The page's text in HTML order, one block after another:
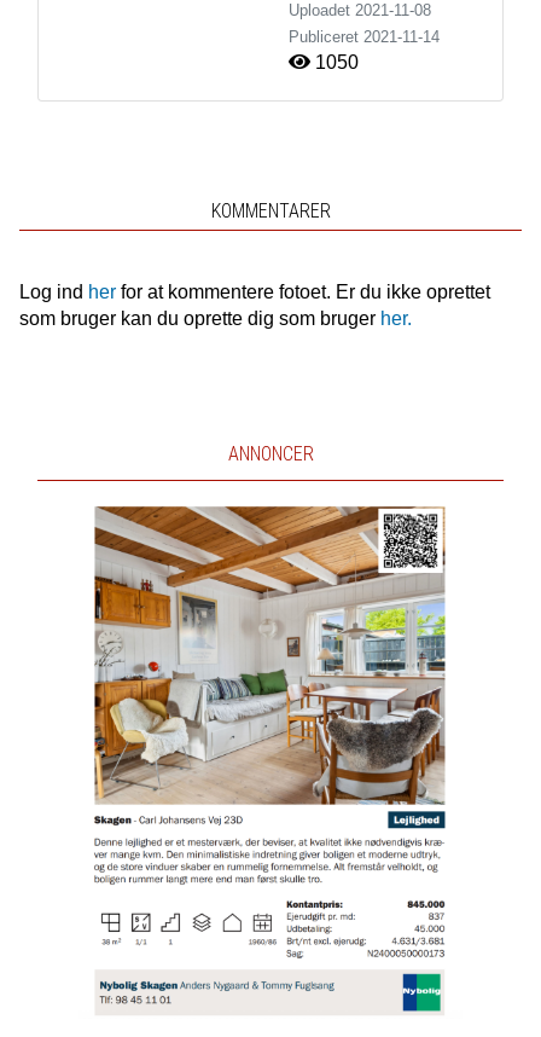
Uploadet 2021-11-08
Publiceret 2021-11-14
1050
KOMMENTARER
Log ind herfor at kommentere fotoet. Er du ikke oprettet
som bruger kan du oprette dig som bruger her.
ANNONCER